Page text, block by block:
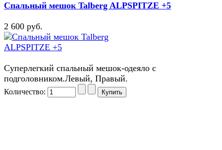
Спальный мешок Talberg ALPSPITZE +5
2 600 руб.
Суперлегкий спальный мешок-одеяло с
подголовником.Левый, Правый.
Количество: